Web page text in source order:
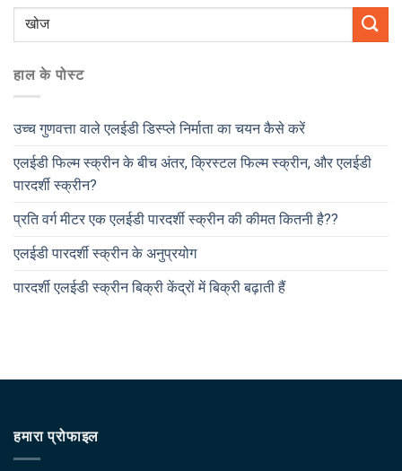
हाल के पोस्ट
उच्च गुणवत्ता वाले एलईडी डिस्प्ले निर्माता का चयन कैसे करें
एलईडी फिल्म स्क्रीन के बीच अंतर, क्रिस्टल फिल्म स्क्रीन, और एलईडी
पारदर्शी स्क्रीन?
प्रति वर्ग मीटर एक एलईडी पारदर्शी स्क्रीन की कीमत कितनी है??
एलईडी पारदर्शी स्क्रीन के अनुप्रयोग
पारदर्शी एलईडी स्क्रीन बिक्री केंद्रों में बिक्री बढ़ाती हैं
हमारा प्रोफाइल